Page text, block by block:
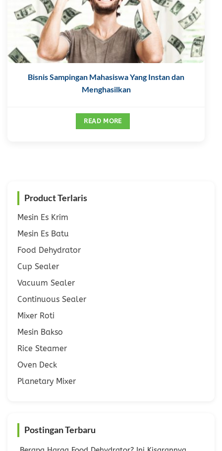
Bisnis Sampingan Mahasiswa Yang Instan dan
Menghasilkan
READ MORE
Product Terlaris
Mesin Es Krim
Mesin Es Batu
Food Dehydrator
Cup Sealer
Vacuum Sealer
Continuous Sealer
Mixer Roti
Mesin Bakso
Rice Steamer
Oven Deck
Planetary Mixer
Postingan Terbaru